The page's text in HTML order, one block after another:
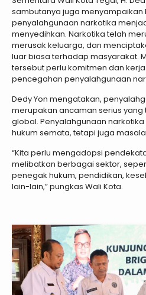
sambutanya juga menyampaikan
penyalahgunaan narkotika
menyedihkan. Narkotika telah
merusak keluarga, dan
luar biasa terhadap masyarakat.
tersebut perlu komitmen dan
pencegahan penyalahgunaan
Dedy Yon mengatakan,
merupakan ancaman serius
global. Penyalahgunaan
hukum semata, tetapi juga
“Kita perlu mengadopsi
melibatkan berbagai sektor,
penegak hukum, pendidikan,
lain-lain,” pungkas Wali Kota.